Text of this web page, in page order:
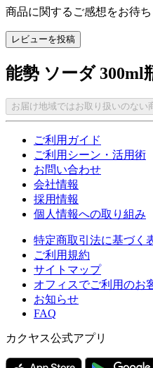
商品に関するご感想をお待
レビューを投稿
能勢 ソーダ 300ml
お届け地域ではお取り扱いのない
ご利用ガイド
ご利用シーン・活用術
お問い合わせ
会社情報
採用情報
個人情報への取り組み
特定商取引法に基づく
ご利用規約
サイトマップ
オフィスでご利用のお
お知らせ
FAQ
カクヤス公式アプリ